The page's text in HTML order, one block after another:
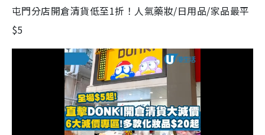
屯門分店開倉清貨低至1折！人氣藥妝/日用品/家品最平
$5